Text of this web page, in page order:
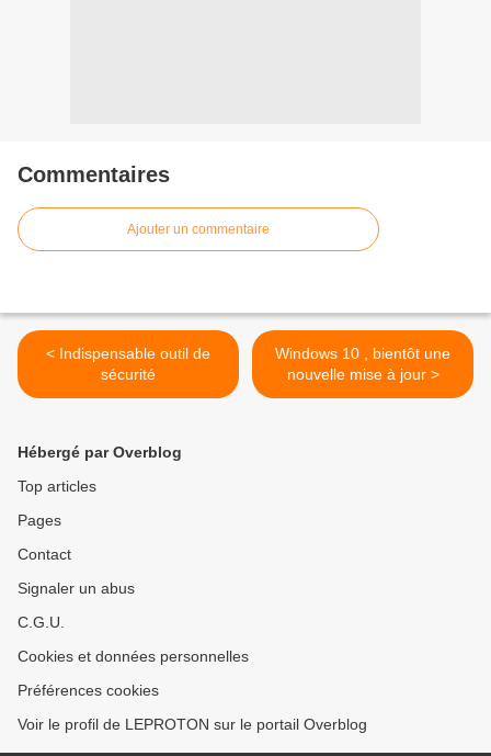
Commentaires
Ajouter un commentaire
< Indispensable outil de
sécurité
Windows 10 , bientôt une
nouvelle mise à jour >
Hébergé par Overblog
Top articles
Pages
Contact
Signaler un abus
C.G.U.
Cookies et données personnelles
Préférences cookies
Voir le profil de LEPROTON sur le portail Overblog